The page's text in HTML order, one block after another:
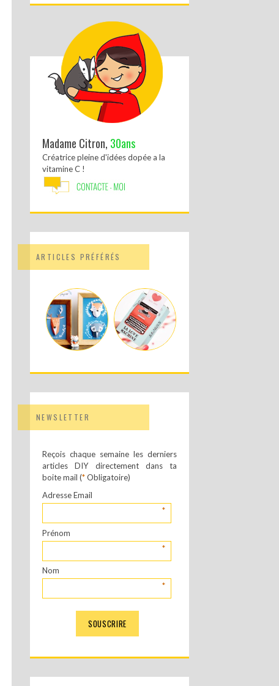
Madame Citron, 30ans
Créatrice pleine d'idées dopée a la
vitamine C !
ARTICLES PRÉFÉRÉS
NEWSLETTER
Reçois chaque semaine les derniers
articles DIY directement dans ta
boite mail (*Obligatoire)
Adresse Email
*
Prénom
*
Nom
*